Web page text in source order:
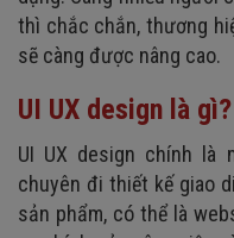
thì chắc chắn, thương
sẽ càng được nâng cao.
UI UX design là gì?
UI UX design chính là
chuyên đi thiết kế giao
sản phẩm, có thể là